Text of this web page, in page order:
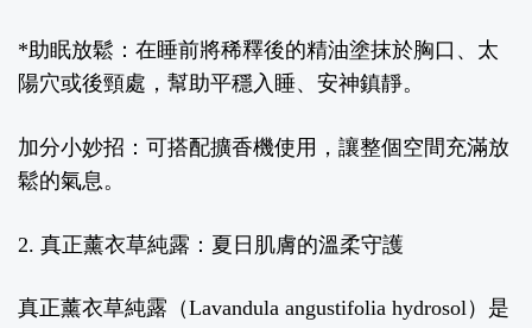
*助眠放鬆：在睡前將稀釋後的精油塗抹於胸口、太
陽穴或後頸處，幫助平穩入睡、安神鎮靜。
加分小妙招：可搭配擴香機使用，讓整個空間充滿放
鬆的氣息。
2. 真正薰衣草純露：夏日肌膚的溫柔守護
真正薰衣草純露（Lavandula angustifolia hydrosol）是